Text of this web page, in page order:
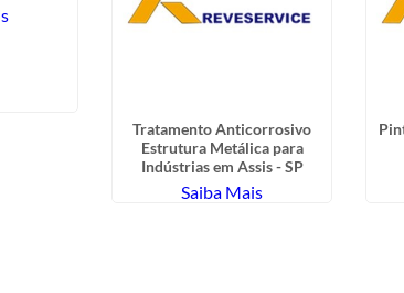
Tratamento Anticorrosivo
Estrutura Metálica para
Indústrias em Assis - SP
Saiba Mais